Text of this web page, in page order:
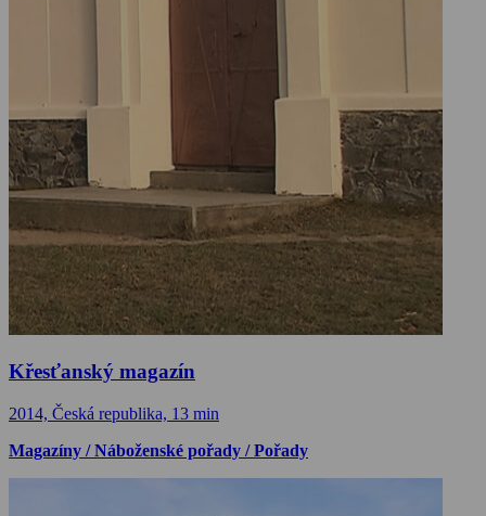
Křesťanský magazín
2014, Česká republika, 13 min
Magazíny / Náboženské pořady / Pořady